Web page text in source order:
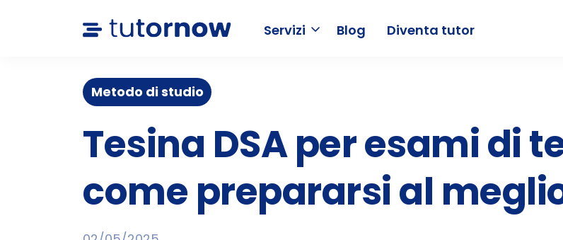
Servizi Blog Diventa tutor
Metodo di studio
Tesina DSA per esami di
come prepararsi al